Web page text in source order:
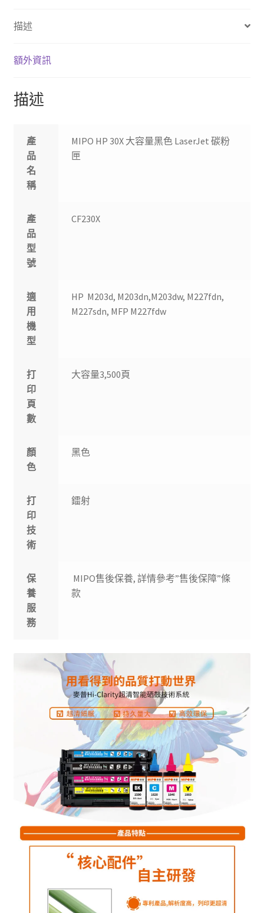
粉
數
描述
額外資訊
描述
產
品
名
稱
MIPO HP 30X 大容量黑色 LaserJet 碳粉
匣
產
品
型
號
CF230X
適
用
機
型
HP M203d, M203dn,M203dw, M227fdn,
M227sdn, MFP M227fdw
打
印
頁
數
大容量3,500頁
顏
色
黑色
打
印
技
術
鐳射
保
養
服
務
MIPO售後保養, 詳情參考”售後保障”條
款